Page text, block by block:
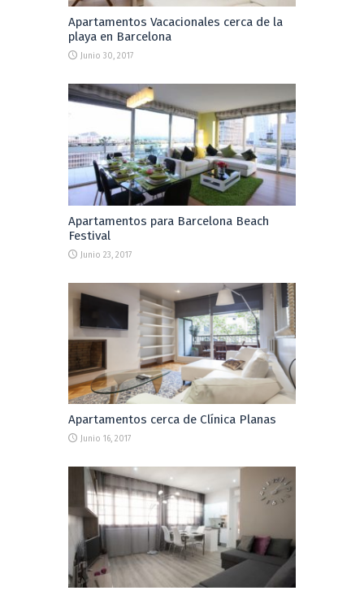
Apartamentos Vacacionales cerca de la
playa en Barcelona
Junio 30, 2017
Apartamentos para Barcelona Beach
Festival
Junio 23, 2017
Apartamentos cerca de Clínica Planas
Junio 16, 2017